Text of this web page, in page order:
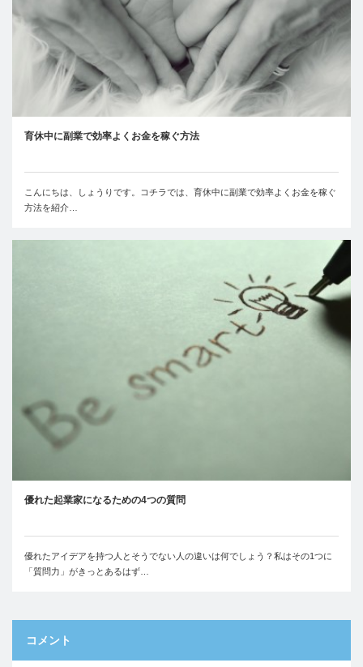
育休中に副業で効率よくお金を稼ぐ方法
こんにちは、しょうりです。コチラでは、育休中に副業で効率よくお金を稼ぐ
方法を紹介…
優れた起業家になるための4つの質問
優れたアイデアを持つ人とそうでない人の違いは何でしょう？私はその1つに
「質問力」がきっとあるはず…
コメント